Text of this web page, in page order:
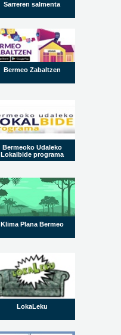
Sarreren salmenta
Bermeo Zabaltzen
Bermeoko Udaleko
Lokalbide programa
Klima Plana Bermeo
LokaLeku